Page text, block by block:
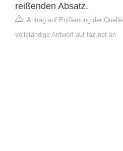
reißenden Absatz.
Antrag auf Entfernung der Quelle
vollständige Antwort auf faz.net an